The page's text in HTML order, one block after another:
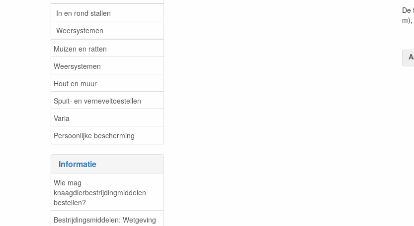
In en rond stallen
Weersystemen
Muizen en ratten
Weersystemen
Hout en muur
Spuit- en verneveltoestellen
Varia
Persoonlijke bescherming
Informatie
Wie mag
knaagdierbestrijdingmiddelen
bestellen?
Bestrijdingsmiddelen: Wetgeving
De